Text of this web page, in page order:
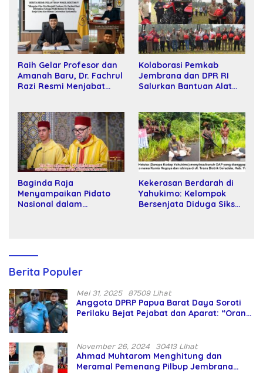
Raih Gelar Profesor dan
Amanah Baru, Dr. Fachrul
Razi Resmi Menjabat
Kolaborasi Pemkab
Jembrana dan DPR RI
Salurkan Bantuan Alat
Baginda Raja
Menyampaikan Pidato
Nasional dalam
Kekerasan Berdarah di
Yahukimo: Kelompok
Bersenjata Diduga Siksa
Berita Populer
Mei 31, 2025 87509 Lihat
Anggota DPRP Papua Barat Daya Soroti
Perilaku Bejat Pejabat dan Aparat: “Orang
November 26, 2024 30413 Lihat
Ahmad Muhtarom Menghitung dan
Meramal Pemenang Pilbup Jembrana